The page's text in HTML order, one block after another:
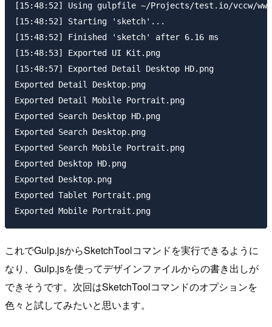
[15:48:52] Using gulpfile ~/Projects/test.io/vccw/
[15:48:52] Starting 'sketch'...
[15:48:52] Finished 'sketch' after 6.16 ms
[15:48:53] Exported UI Kit.png
[15:48:57] Exported Detail Desktop HD.png
Exported Detail Desktop.png
Exported Detail Mobile Portrait.png
Exported Search Desktop HD.png
Exported Search Desktop.png
Exported Search Mobile Portrait.png
Exported Desktop HD.png
Exported Desktop.png
Exported Tablet Portrait.png
これでGulp.jsからSketchToolコマンドを実行できるように
なり、Gulp.jsを使ってデザインファイルからの書き出しが
できそうです。次回はSketchToolコマンドのオプションを
色々と試してみたいと思います。